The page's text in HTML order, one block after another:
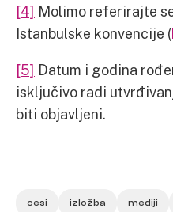
[4] Molimo referirajte
Istanbulske konvencije (
[5] Datum i godina
isključivo radi
biti objavljeni.
cesi izložba mediji